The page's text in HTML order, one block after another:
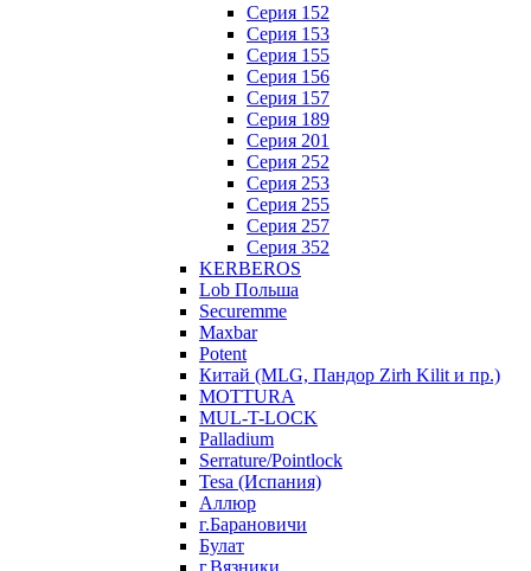
Серия 152
Серия 153
Серия 155
Серия 156
Серия 157
Серия 189
Серия 201
Серия 252
Серия 253
Серия 255
Серия 257
Серия 352
KERBEROS
Lob Польша
Securemme
Maxbar
Potent
Китай (MLG, Пандор Zirh Kilit и пр.)
MOTTURA
MUL-T-LOCK
Palladium
Serrature/Pointlock
Tesa (Испания)
Аллюр
г.Барановичи
Булат
г.Вязники